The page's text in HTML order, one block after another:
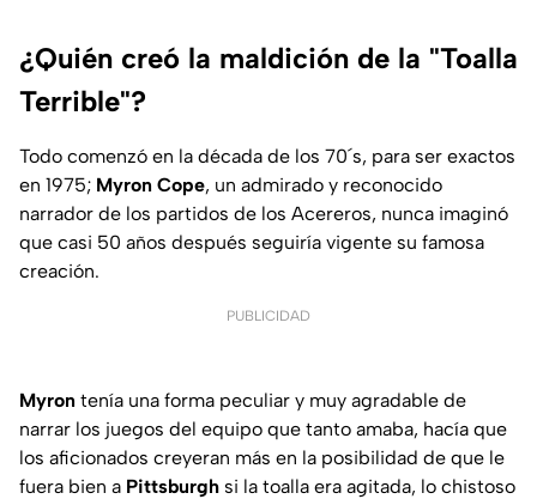
¿Quién creó la maldición de la "Toalla
Terrible"?
Todo comenzó en la década de los 70´s, para ser exactos
en 1975; Myron Cope, un admirado y reconocido
narrador de los partidos de los Acereros, nunca imaginó
que casi 50 años después seguiría vigente su famosa
creación.
PUBLICIDAD
Myron tenía una forma peculiar y muy agradable de
narrar los juegos del equipo que tanto amaba, hacía que
los aficionados creyeran más en la posibilidad de que le
fuera bien a Pittsburgh si la toalla era agitada, lo chistoso